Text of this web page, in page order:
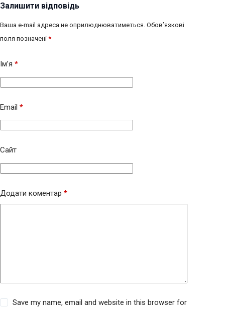
Залишити відповідь
Ваша e-mail адреса не оприлюднюватиметься. Обов’язкові
поля позначені *
Ім’я *
Email *
Сайт
Додати коментар *
Save my name, email and website in this browser for